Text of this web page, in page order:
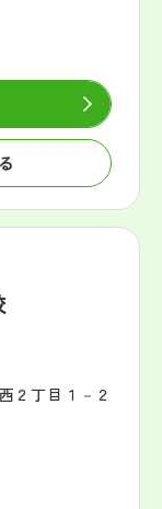
２丁目１－２